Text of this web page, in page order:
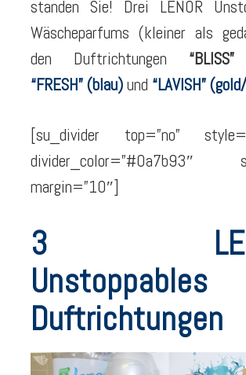
standen Sie! Drei LENOR
Wäscheparfums (kleiner als
den Duftrichtungen
“FRESH” (blau)und “LAVISH”
[su_divider top=”no”
divider_color=”#0a7b93″
margin=”10″]
3
Unstoppables
Duftrichtungen